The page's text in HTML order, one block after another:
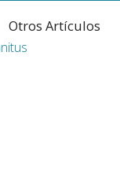
Otros Artículos